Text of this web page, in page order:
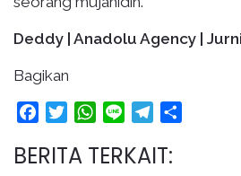
Deddy | Anadolu Agency |
Bagikan
FacebookTwitterWhatsApp
Line Telegram
BERITA TERKAIT: